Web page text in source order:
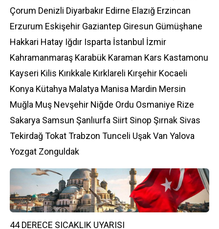
Çorum Denizli Diyarbakır Edirne Elazığ Erzincan
Erzurum Eskişehir Gaziantep Giresun Gümüşhane
Hakkari Hatay Iğdır Isparta İstanbul İzmir
Kahramanmaraş Karabük Karaman Kars Kastamonu
Kayseri Kilis Kırıkkale Kırklareli Kırşehir Kocaeli
Konya Kütahya Malatya Manisa Mardin Mersin
Muğla Muş Nevşehir Niğde Ordu Osmaniye Rize
Sakarya Samsun Şanlıurfa Siirt Sinop Şırnak Sivas
Tekirdağ Tokat Trabzon Tunceli Uşak Van Yalova
Yozgat Zonguldak
44 DERECE SICAKLIK UYARISI